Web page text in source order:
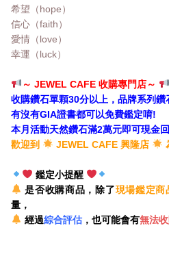
希望（hope）
信心（faith）
愛情（love）
幸運（luck）
～ JEWEL CAFE 收購專門店～
收購鑽石單顆30分以上，品牌系列鑽
有沒有GIA證書都可以免費鑑定唷!
本月活動天然鑽石滿2萬元即可現金
歡迎到
JEWEL CAFE 興隆店
鑑定小提醒
是否收購商品，除了現場鑑定商
量，
經過綜合評估，也可能會有無法